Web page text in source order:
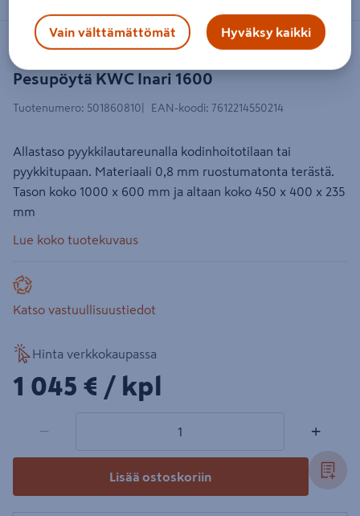
Pesupöytä KWC Inari 1600
Tuotenumero: 501860810 EAN-koodi: 7612214550214
Allastaso pyykkilautareunalla kodinhoitotilaan tai
pyykkitupaan. Materiaali 0,8 mm ruostumatonta terästä.
Tason koko 1000 x 600 mm ja altaan koko 450 x 400 x 235
mm
Lue koko tuotekuvaus
Katso vastuullisuustiedot
Hinta verkkokaupassa
1045€/kpl
1 045 € / kpl
− +
Lisää ostoskoriin
Vain välttämättömät Hyväksy kaikki